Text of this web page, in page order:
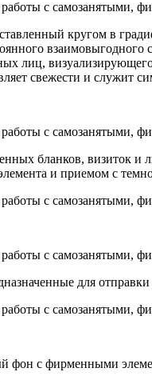
кругом в
лиц,
свежести и служит
бланков, визиток
и приемом с
для
фон с фирменными